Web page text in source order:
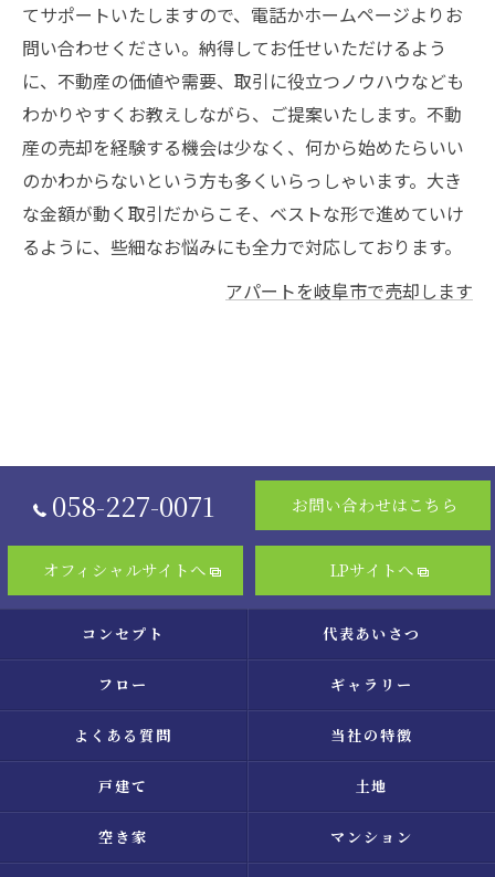
てサポートいたしますので、電話かホームページよりお
問い合わせください。納得してお任せいただけるよう
に、不動産の価値や需要、取引に役立つノウハウなども
わかりやすくお教えしながら、ご提案いたします。不動
産の売却を経験する機会は少なく、何から始めたらいい
のかわからないという方も多くいらっしゃいます。大き
な金額が動く取引だからこそ、ベストな形で進めていけ
るように、些細なお悩みにも全力で対応しております。
アパートを岐阜市で売却します
058-227-0071 お問い合わせはこちら
オフィシャルサイトへ LPサイトへ
コンセプト 代表あいさつ
フロー ギャラリー
よくある質問 当社の特徴
戸建て 土地
空き家 マンション